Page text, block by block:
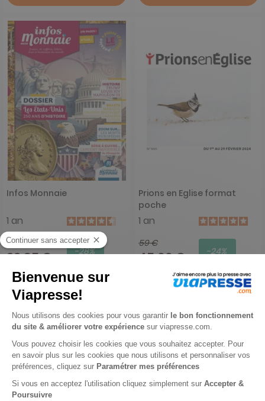
Infos Monnaie
1 an
31,80 €
22,95 € -28%
Ajouter au panier
Prions en Eglise format
poche
1 an
59 €
45,00 € -24%
Ajouter au panier